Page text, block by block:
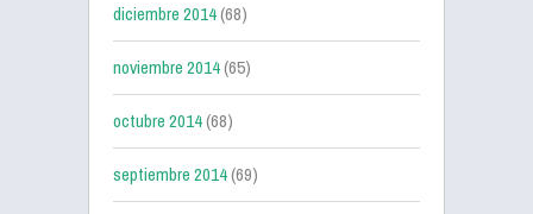
diciembre 2014(68)
noviembre 2014(65)
octubre 2014(68)
septiembre 2014(69)